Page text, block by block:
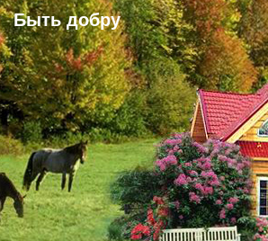
Быть добру